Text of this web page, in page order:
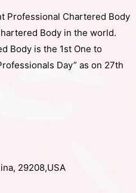
Professional Chartered Body
Body in the world.
Body is the 1st One to
Day” as on 27th
29208,USA